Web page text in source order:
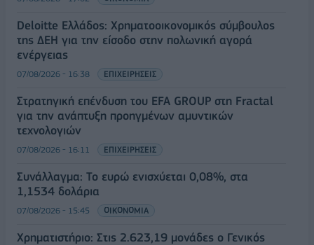
Deloitte Ελλάδος: Χρηματοοικονομικός σύμβουλος
της ΔΕΗ για την είσοδο στην πολωνική αγορά
ενέργειας
07/08/2026 - 16:38 ΕΠΙΧΕΙΡΗΣΕΙΣ
Στρατηγική επένδυση του EFA GROUP στη Fractal
για την ανάπτυξη προηγμένων αμυντικών
τεχνολογιών
07/08/2026 - 16:11 ΕΠΙΧΕΙΡΗΣΕΙΣ
Συνάλλαγμα: Το ευρώ ενισχύεται 0,08%, στα
1,1534 δολάρια
07/08/2026 - 15:45 ΟΙΚΟΝΟΜΙΑ
Χρηματιστήριο: Στις 2.623,19 μονάδες ο Γενικός